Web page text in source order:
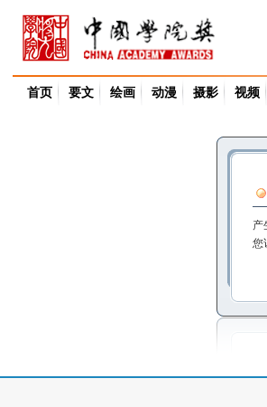
首页 要文 绘画 动漫 摄影 视频
产
您